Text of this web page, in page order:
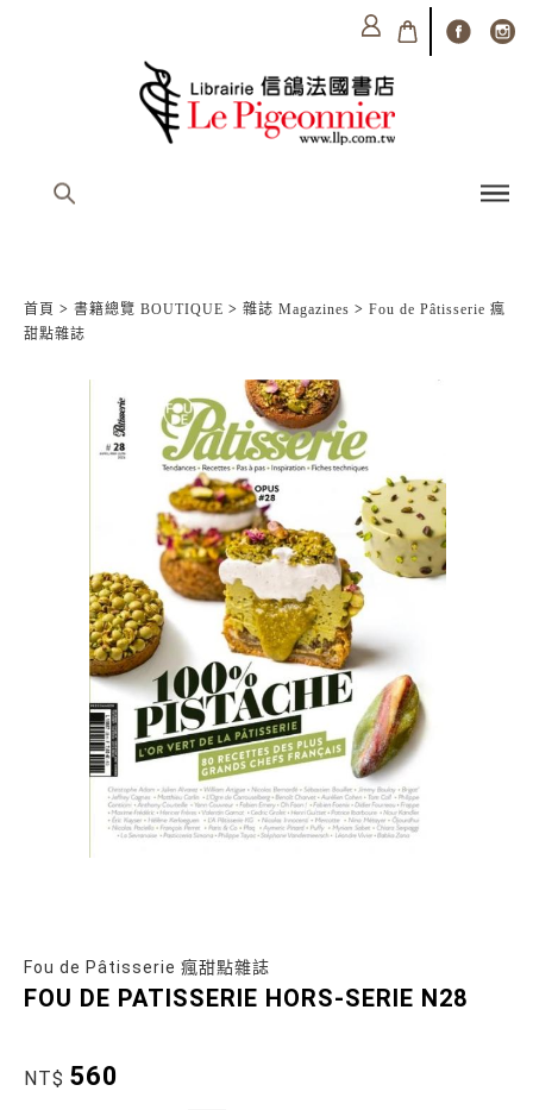
首頁 > 書籍總覽 BOUTIQUE > 雜誌 Magazines > Fou de Pâtisserie 瘋
甜點雜誌
Fou de Pâtisserie 瘋甜點雜誌
FOU DE PATISSERIE HORS-SERIE N28
NT$ 560